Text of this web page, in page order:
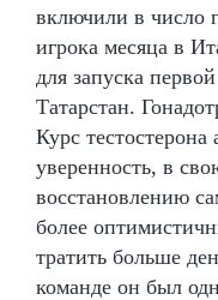
включили в число
игрока месяца в
для запуска
Татарстан.
Курс
уверенность, в
восстановлению
более
тратить больше
команде он был